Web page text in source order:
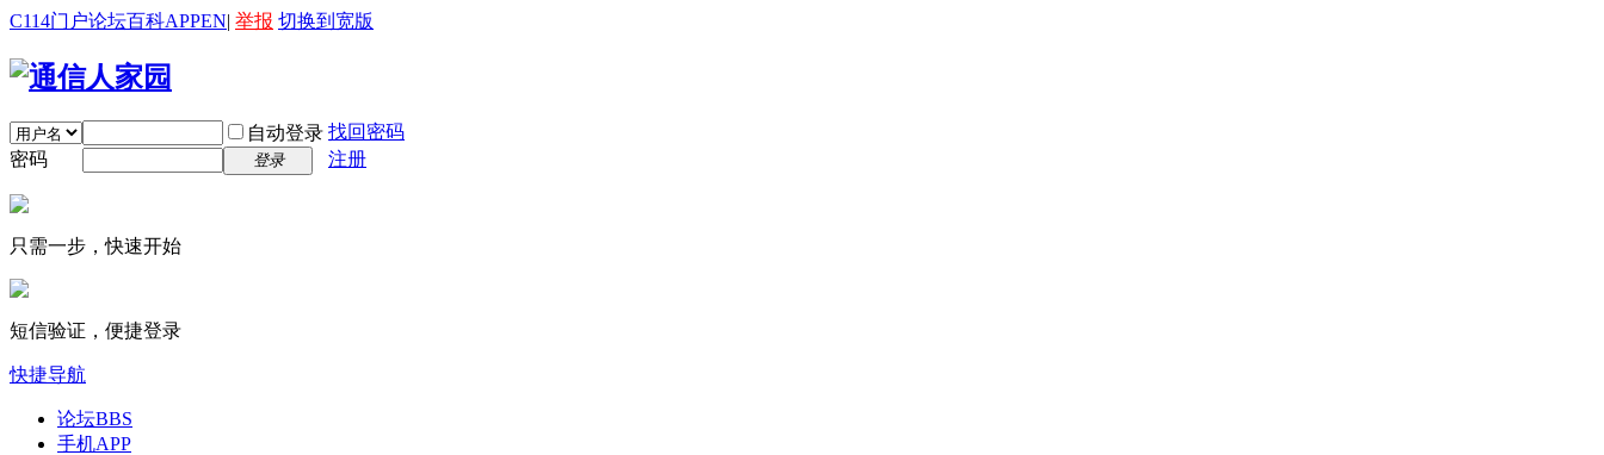
C114门户论坛百科APPEN| 举报 切换到宽版
自动登录 找回密码
密码
登录 注册
只需一步，快速开始
短信验证，便捷登录
快捷导航
论坛BBS
手机APP